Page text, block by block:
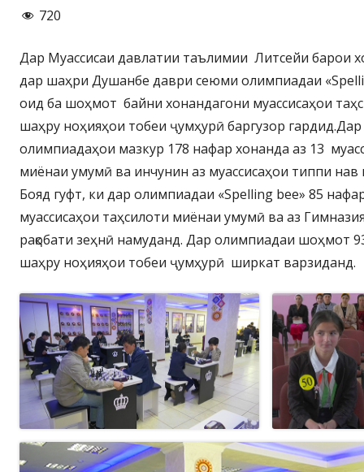
720
Дар Муассисаи давлатии таълимии Литсейи барои
дар шаҳри Душанбе даври сеюми олимпиадаи
оид ба шоҳмот байни хонандагони муассисаҳои
шаҳру ноҳияҳои тобеи ҷумҳурӣ баргузор
олимпиадаҳои мазкур 178 нафар хонанда аз 13
миёнаи умумӣ ва инчунин аз муассисаҳои типпи
Бояд гуфт, ки дар олимпиадаи «Spelling bee» 85
муассисаҳои таҳсилоти миёнаи умумӣ ва аз
рақобати зеҳнӣ намуданд. Дар олимпиадаи шоҳмот
шаҳру ноҳияҳои тобеи ҷумҳурӣ ширкат варзиданд.